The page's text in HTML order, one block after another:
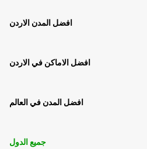
افضل المدن الاردن
افضل الاماكن في الاردن
افضل المدن في العالم
جميع الدول